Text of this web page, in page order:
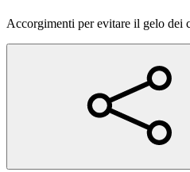
Accorgimenti per evitare il gelo dei